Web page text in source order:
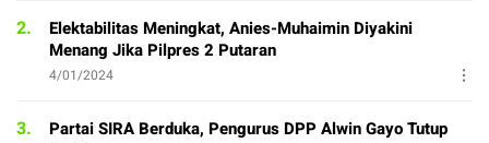
2.
Elektabilitas Meningkat, Anies-Muhaimin Diyakini
Menang Jika Pilpres 2 Putaran
4/01/2024
3.
Partai SIRA Berduka, Pengurus DPP Alwin Gayo Tutup